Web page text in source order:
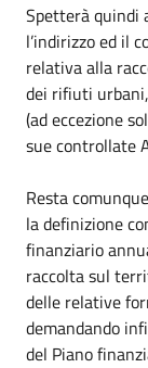
Spetterà quindi
l’indirizzo ed il
relativa alla
dei rifiuti
(ad eccezione
sue controllate
Resta
la definizione
finanziario
raccolta sul
delle relative
demandando
del Piano